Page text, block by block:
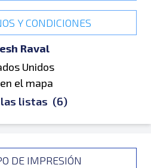
Y CONDICIONES
Raval
Unidos
el mapa
las listas (6)
DE IMPRESIÓN